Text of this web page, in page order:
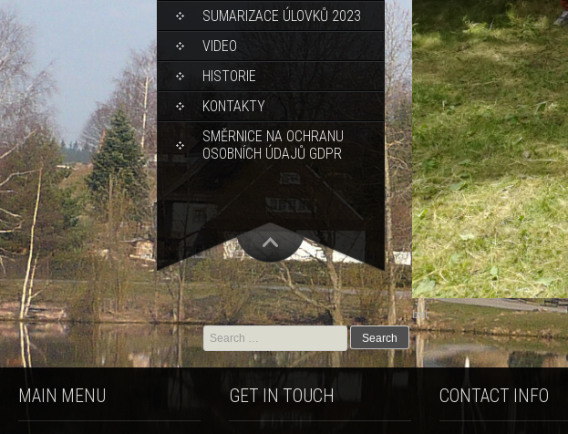
SUMARIZACE ÚLOVKŮ 2023
VIDEO
HISTORIE
KONTAKTY
SMĚRNICE NA OCHRANU
OSOBNÍCH ÚDAJŮ GDPR
bdr
Search for:
MAIN MENU GET IN TOUCH CONTACT INFO